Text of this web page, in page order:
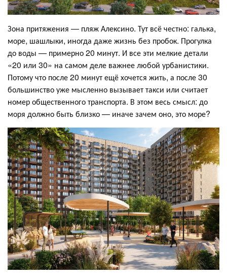
Зона притяжения — пляж Алексино. Тут всё честно: галька,
море, шашлыки, иногда даже жизнь без пробок. Прогулка
до воды — примерно 20 минут. И все эти мелкие детали
«20 или 30» на самом деле важнее любой урбанистики.
Потому что после 20 минут ещё хочется жить, а после 30
большинство уже мысленно вызывает такси или считает
номер общественного транспорта. В этом весь смысл: до
моря должно быть близко — иначе зачем оно, это море?